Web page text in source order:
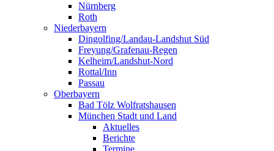
Nürnberg
Roth
Niederbayern
Dingolfing/Landau-Landshut Süd
Freyung/Grafenau-Regen
Kelheim/Landshut-Nord
Rottal/Inn
Passau
Oberbayern
Bad Tölz Wolfratshausen
München Stadt und Land
Aktuelles
Berichte
Termine